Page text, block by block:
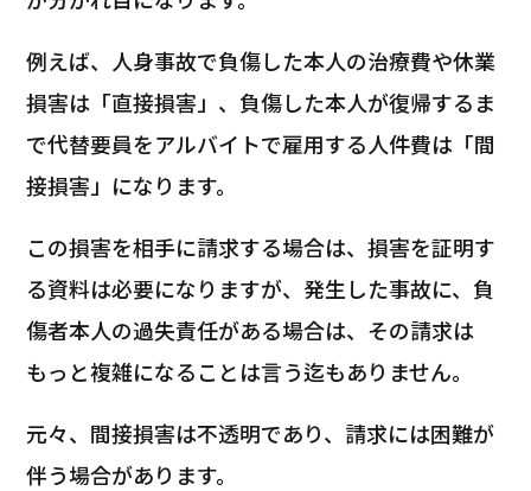
例えば、人身事故で負傷した本人の治療費や休業
損害は「直接損害」、負傷した本人が復帰するま
で代替要員をアルバイトで雇用する人件費は「間
接損害」になります。
この損害を相手に請求する場合は、損害を証明す
る資料は必要になりますが、発生した事故に、負
傷者本人の過失責任がある場合は、その請求は
もっと複雑になることは言う迄もありません。
元々、間接損害は不透明であり、請求には困難が
伴う場合があります。